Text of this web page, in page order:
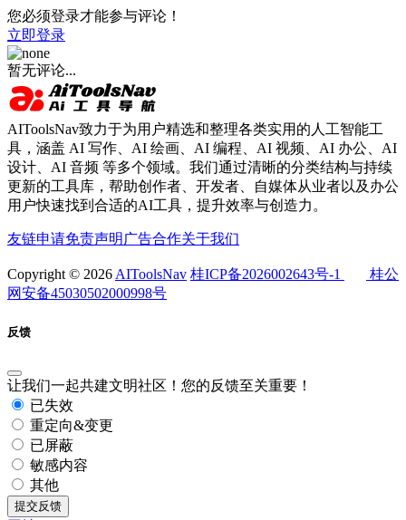
您必须登录才能参与评论！
立即登录
暂无评论...
AIToolsNav致力于为用户精选和整理各类实用的人工智能工
具，涵盖 AI 写作、AI 绘画、AI 编程、AI 视频、AI 办公、AI
设计、AI 音频 等多个领域。我们通过清晰的分类结构与持续
更新的工具库，帮助创作者、开发者、自媒体从业者以及办公
用户快速找到合适的AI工具，提升效率与创造力。
友链申请免责声明广告合作关于我们
Copyright © 2026AIToolsNav 桂ICP备2026002643号-1
桂公
网安备45030502000998号
反馈
让我们一起共建文明社区！您的反馈至关重要！
已失效
重定向&变更
已屏蔽
敏感内容
其他
提交反馈